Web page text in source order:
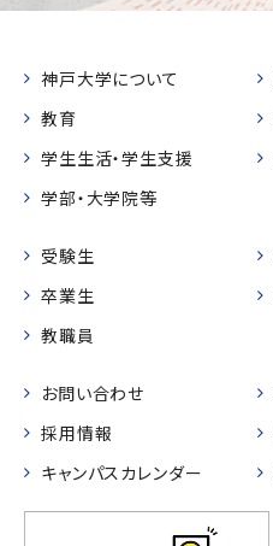
神戸大学について
教育
学生生活・学生支援
学部・大学院等
受験生
卒業生
教職員
お問い合わせ
採用情報
キャンパスカレンダー